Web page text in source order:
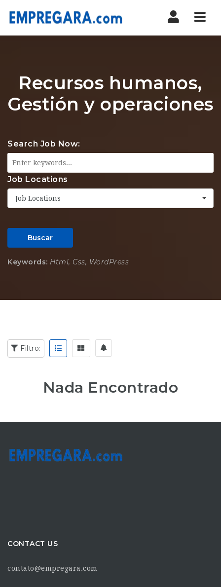
Recursos humanos,
Gestión y operaciones
Search Job Now:
Job Locations
Job Locations
Buscar
Keywords: Html, Css, WordPress
Filtro:
Nada Encontrado
CONTACT US
contato@empregara.com